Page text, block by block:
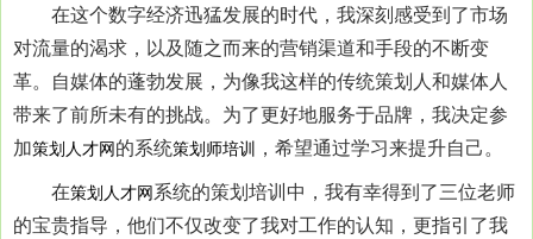
在这个数字经济迅猛发展的时代，我深刻感受到了市场
对流量的渴求，以及随之而来的营销渠道和手段的不断变
革。自媒体的蓬勃发展，为像我这样的传统策划人和媒体人
带来了前所未有的挑战。为了更好地服务于品牌，我决定参
加策划人才网的系统策划师培训 ，希望通过学习来提升自己。
在策划人才网系统的策划培训中，我有幸得到了三位老师
的宝贵指导，他们不仅改变了我对工作的认知，更指引了我